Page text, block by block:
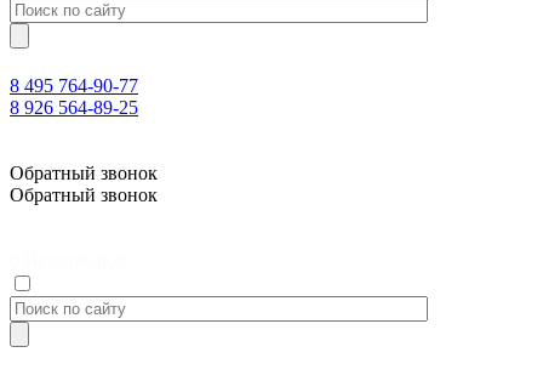
8 495 764-90-77
8 926 564-89-25
Обратный звонок
Обратный звонок